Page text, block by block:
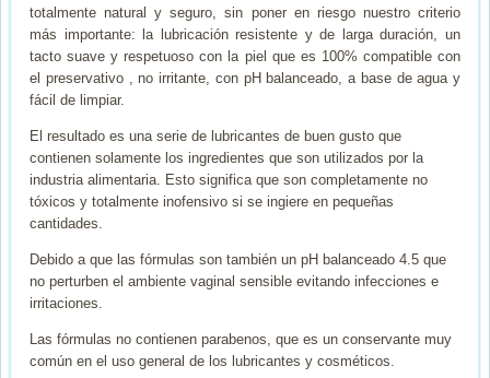
totalmente natural y seguro, sin poner en riesgo nuestro criterio
más importante: la lubricación resistente y de larga duración, un
tacto suave y respetuoso con la piel que es 100% compatible con
el preservativo , no irritante, con pH balanceado, a base de agua y
fácil de limpiar.
El resultado es una serie de lubricantes de buen gusto que
contienen solamente los ingredientes que son utilizados por la
industria alimentaria. Esto significa que son completamente no
tóxicos y totalmente inofensivo si se ingiere en pequeñas
cantidades.
Debido a que las fórmulas son también un pH balanceado 4.5 que
no perturben el ambiente vaginal sensible evitando infecciones e
irritaciones.
Las fórmulas no contienen parabenos, que es un conservante muy
común en el uso general de los lubricantes y cosméticos.